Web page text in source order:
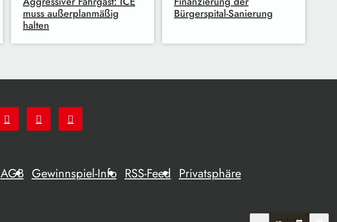
muss außerplanmäßig
halten
Bürgerspital-Sanierung
AGB Gewinnspiel-Info RSS-Feed Privatsphäre